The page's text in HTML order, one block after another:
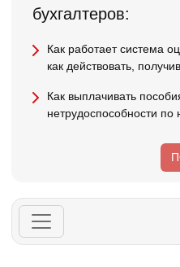
бухгалтеров:
Как работает система
как действовать,
Как выплачивать
нетрудоспособности